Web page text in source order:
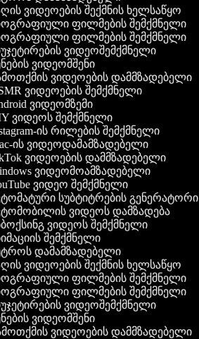
ვიდეოების შექმნის ხელსაწყო
ფილმების შემქმნელი
ფილმების შემქმნელი
ვიდეოშემქმნელი
ვიდეომშენი
ვიდეოების დამმზადებელი
ვიდეოების შემქმნელი
ვიდეომზემი
ვიდეოს შემქმნელი
ის რილების შემქმნელი
ის ვიდეოდამამზადებელი
ვიდეოების დამმზადებელი
ვიდეომოამზადებელი
ვიდეო შემქმნელი
სუბტიტრების გენერატორი
ვიდეოს დამზადება
ვიდეოს შემქმნელი
შემქმნელი
დამამზადებელი
ვიდეოების შექმნის ხელსაწყო
ფილმების შემქმნელი
ფილმების შემქმნელი
ვიდეოშემქმნელი
ვიდეომშენი
ვიდეოების დამმზადებელი